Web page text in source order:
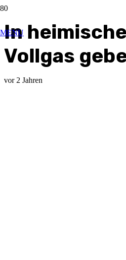
MENU
In
Vollgas
vor 2 Jahren